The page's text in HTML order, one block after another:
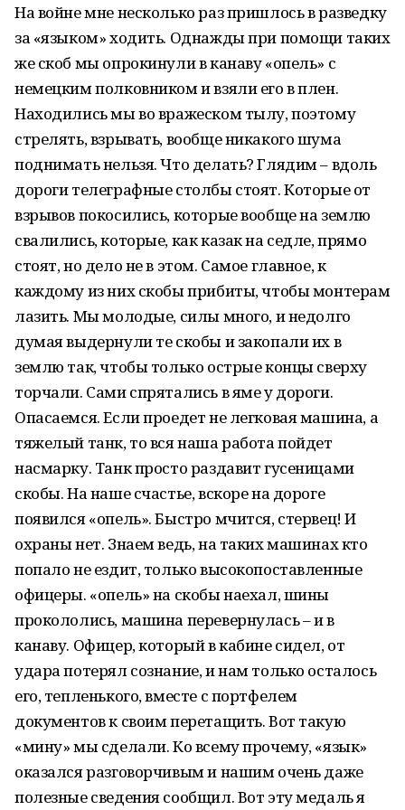
На войне мне несколько раз пришлось в разведку
за «языком» ходить. Однажды при помощи таких
же скоб мы опрокинули в канаву «опель» с
немецким полковником и взяли его в плен.
Находились мы во вражеском тылу, поэтому
стрелять, взрывать, вообще никакого шума
поднимать нельзя. Что делать? Глядим – вдоль
дороги телеграфные столбы стоят. Которые от
взрывов покосились, которые вообще на землю
свалились, которые, как казак на седле, прямо
стоят, но дело не в этом. Самое главное, к
каждому из них скобы прибиты, чтобы монтерам
лазить. Мы молодые, силы много, и недолго
думая выдернули те скобы и закопали их в
землю так, чтобы только острые концы сверху
торчали. Сами спрятались в яме у дороги.
Опасаемся. Если проедет не легковая машина, а
тяжелый танк, то вся наша работа пойдет
насмарку. Танк просто раздавит гусеницами
скобы. На наше счастье, вскоре на дороге
появился «опель». Быстро мчится, стервец! И
охраны нет. Знаем ведь, на таких машинах кто
попало не ездит, только высокопоставленные
офицеры. «опель» на скобы наехал, шины
прокололись, машина перевернулась – и в
канаву. Офицер, который в кабине сидел, от
удара потерял сознание, и нам только осталось
его, тепленького, вместе с портфелем
документов к своим перетащить. Вот такую
«мину» мы сделали. Ко всему прочему, «язык»
оказался разговорчивым и нашим очень даже
полезные сведения сообщил. Вот эту медаль я